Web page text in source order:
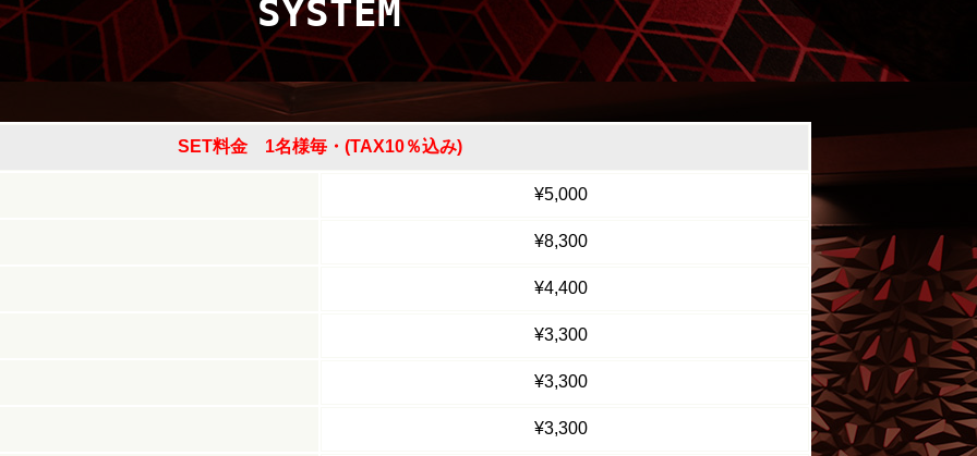
SYSTEM
SET料金 1名様毎・(TAX10％込み)
¥5,000
¥8,300
¥4,400
¥3,300
¥3,300
¥3,300